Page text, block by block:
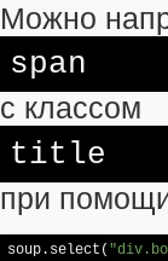
Можно
span
с классом
title
при
soup.select(